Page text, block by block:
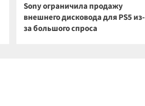
Sony ограничила продажу
внешнего дисковода для PS5 из-
за большого спроса